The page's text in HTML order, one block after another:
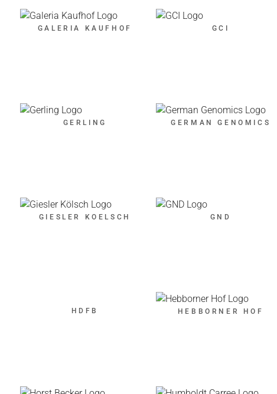
GALERIA KAUFHOF GCI
GERLING GERMAN GENOMICS
GIESLER KOELSCH GND
HDFB HEBBORNER HOF